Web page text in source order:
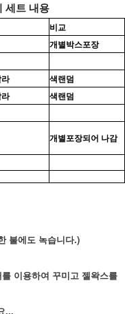
세트 내용
비교
개별박스포장
색랜덤
색랜덤
개별포장되어 나감
불에도 녹습니다.)
이용하여 꾸미고 젤왁스를
...